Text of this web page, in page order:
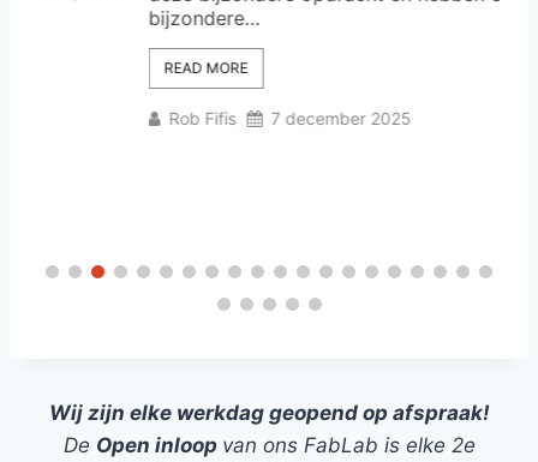
bijzondere…
READ MORE
Rob Fifis 7 december 2025
Wij zijn elke werkdag geopend op afspraak!
De Open inloop van ons FabLab is elke 2e